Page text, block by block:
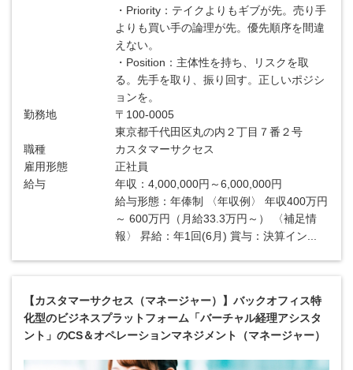
・Priority：テイクよりもギブが先。売り手
よりも買い手の論理が先。優先順序を間違
えない。
・Position：主体性を持ち、リスクを取
る。先手を取り、振り回す。正しいポジシ
ョンを。
勤務地
〒100-0005
東京都千代田区丸の内２丁目７番２号
職種
カスタマーサクセス
雇用形態
正社員
給与
年収：4,000,000円～6,000,000円
給与形態：年俸制 〈年収例〉 年収400万円
～ 600万円（月給33.3万円～） 〈補足情
報〉 昇給：年1回(6月) 賞与：決算イン...
【カスタマーサクセス（マネージャー）】バックオフィス特
化型のビジネスプラットフォーム「バーチャル経理アシスタ
ント」のCS＆オペレーションマネジメント（マネージャー）